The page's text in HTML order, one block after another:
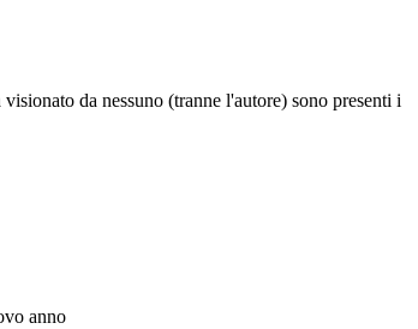
da nessuno (tranne l'autore) sono presenti i
anno